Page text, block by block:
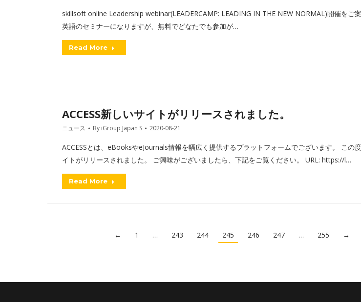
skillsoft online Leadership webinar(LEADERCAMP: LEADING IN THE NEW NORMAL)開催をご案
英語のセミナーになりますが、無料でどなたでも参加が…
Read More
ACCESS新しいサイトがリリースされました。
ニュース By iGroup Japan S 2020-08-21
ACCESSとは、eBooksやeJournals情報を幅広く提供するプラットフォームでございます。 この
イトがリリースされました。 ご興味がございましたら、下記をご覧ください。 URL: https://l…
Read More
← 1 … 243 244 245 246 247 … 255 →